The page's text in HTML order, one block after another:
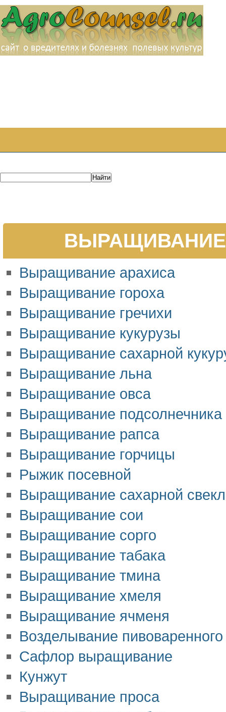
ВЫРАЩИВАНИЕ
Выращивание арахиса
Выращивание гороха
Выращивание гречихи
Выращивание кукурузы
Выращивание сахарной
Выращивание льна
Выращивание овса
Выращивание подсолнечника
Выращивание рапса
Выращивание горчицы
Рыжик посевной
Выращивание сахарной
Выращивание сои
Выращивание сорго
Выращивание табака
Выращивание тмина
Выращивание хмеля
Выращивание ячменя
Возделывание
Сафлор выращивание
Кунжут
Выращивание проса